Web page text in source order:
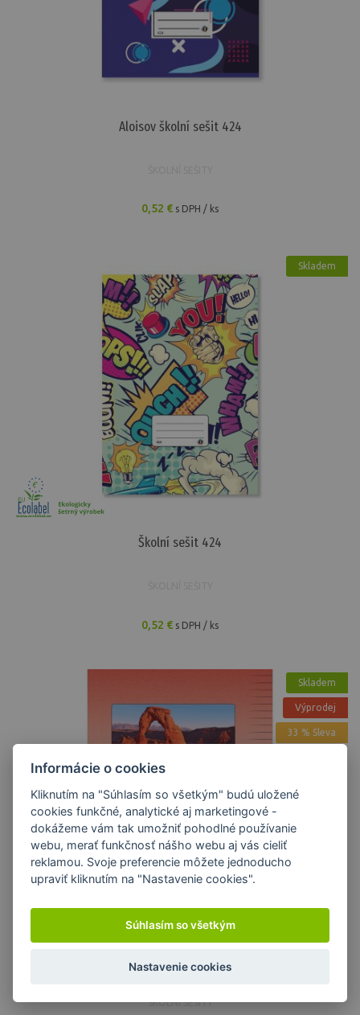
Aloisov školní sešit 424
0,52 € s DPH / ks
Skladem
Školní sešit 424
0,52 € s DPH / ks
Skladem
Výprodej
33 % Sleva
Školní sešit 424
ŠKOLNÍ SEŠITY
Informácie o cookies
Kliknutím na "Súhlasím so všetkým" budú uložené
cookies funkčné, analytické aj marketingové -
dokážeme vám tak umožniť pohodlné používanie
webu, merať funkčnosť nášho webu aj vás cieliť
reklamou. Svoje preferencie môžete jednoducho
upraviť kliknutím na "Nastavenie cookies".
Súhlasím so všetkým
Nastavenie cookies